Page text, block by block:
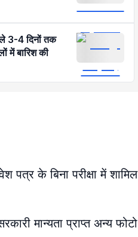
3-4 दिनों तक
में बारिश की
पत्र के बिना परीक्षा में शामिल
मान्यता प्राप्त अन्य फोटो